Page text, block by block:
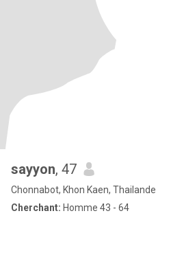
sayyon, 47
Chonnabot, Khon Kaen, Thailande
Cherchant: Homme 43 - 64